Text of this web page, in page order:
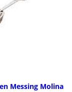
Messing Molina